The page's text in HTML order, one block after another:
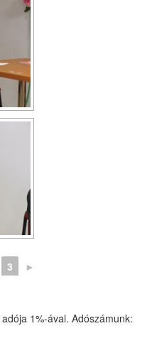
3 ►
1%-ával. Adószámunk: